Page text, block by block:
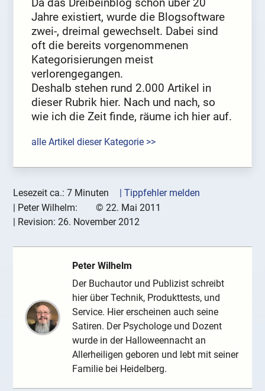
Jahre existiert, wurde die Blogsoftware
zwei-, dreimal gewechselt. Dabei sind
oft die bereits vorgenommenen
Kategorisierungen meist
verlorengegangen.
Deshalb stehen rund 2.000 Artikel in
dieser Rubrik hier. Nach und nach, so
wie ich die Zeit finde, räume ich hier auf.
alle Artikel dieser Kategorie >>
Lesezeit ca.: 7 Minuten
| Tippfehler melden
| Peter Wilhelm: © 22. Mai 2011
| Revision:26. November 2012
Peter Wilhelm
Der Buchautor und Publizist schreibt
hier über Technik, Produkttests, und
Service. Hier erscheinen auch seine
Satiren. Der Psychologe und Dozent
wurde in der Halloweennacht an
Allerheiligen geboren und lebt mit seiner
Familie bei Heidelberg.